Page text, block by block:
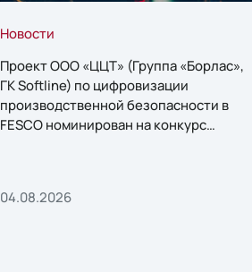
Новости
Проект ООО «ЦЦТ» (Группа «Борлас»,
ГК Softline) по цифровизации
производственной безопасности в
FESCO номинирован на конкурс
04.08.2026